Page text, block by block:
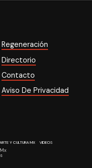
Regeneración
Directorio
Contacto
Aviso De Privacidad
ARTE Y CULTURA MX VIDEOS